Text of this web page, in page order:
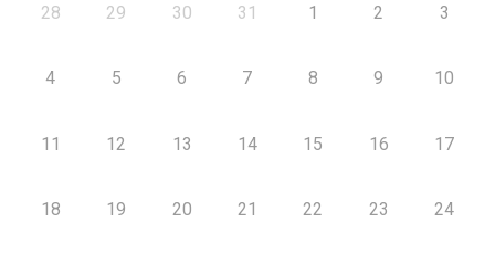
28 29 30 31 1 2 3
4 5 6 7 8 9 10
11 12 13 14 15 16 17
18 19 20 21 22 23 24